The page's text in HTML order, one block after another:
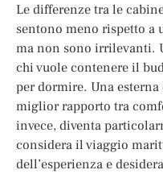
Le differenze tra le
sentono meno rispetto a
ma non sono irrilevanti.
chi vuole contenere il
per dormire. Una
miglior rapporto tra
invece, diventa
considera il viaggio
dell’esperienza e